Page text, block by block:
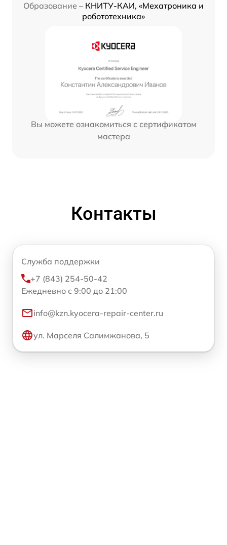
Образование – КНИТУ-КАИ, «Мехатроника и
робототехника»
Вы можете ознакомиться с сертификатом
мастера
Контакты
Служба поддержки
+7 (843) 254-50-42
Ежедневно с 9:00 до 21:00
info@kzn.kyocera-repair-center.ru
ул. Марселя Салимжанова, 5